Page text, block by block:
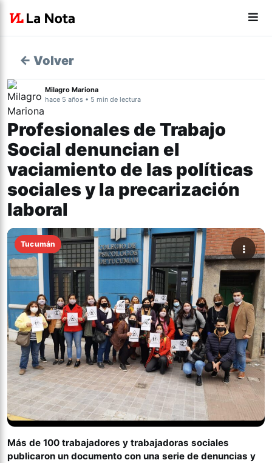
← Volver
Milagro Mariona
hace 5 años • 5 min de lectura
Profesionales de Trabajo
Social denuncian el
vaciamiento de las políticas
sociales y la precarización
laboral
Tucumán
Más de 100 trabajadores y trabajadoras sociales
publicaron un documento con una serie de denuncias y